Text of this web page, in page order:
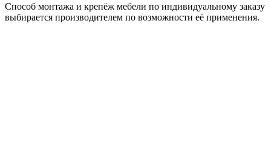
Способ монтажа и крепёж мебели по индивидуальному заказу
выбирается производителем по возможности её применения.